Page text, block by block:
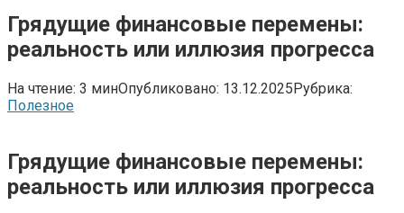
Грядущие финансовые перемены:
реальность или иллюзия прогресса
На чтение: 3 минОпубликовано: 13.12.2025Рубрика:
Полезное
Грядущие финансовые перемены:
реальность или иллюзия прогресса